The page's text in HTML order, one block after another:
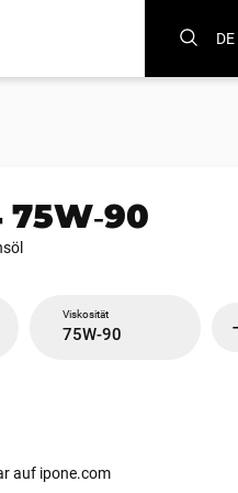
DE
75W‑90
Viskosität
75W-90 -
auf ipone.com